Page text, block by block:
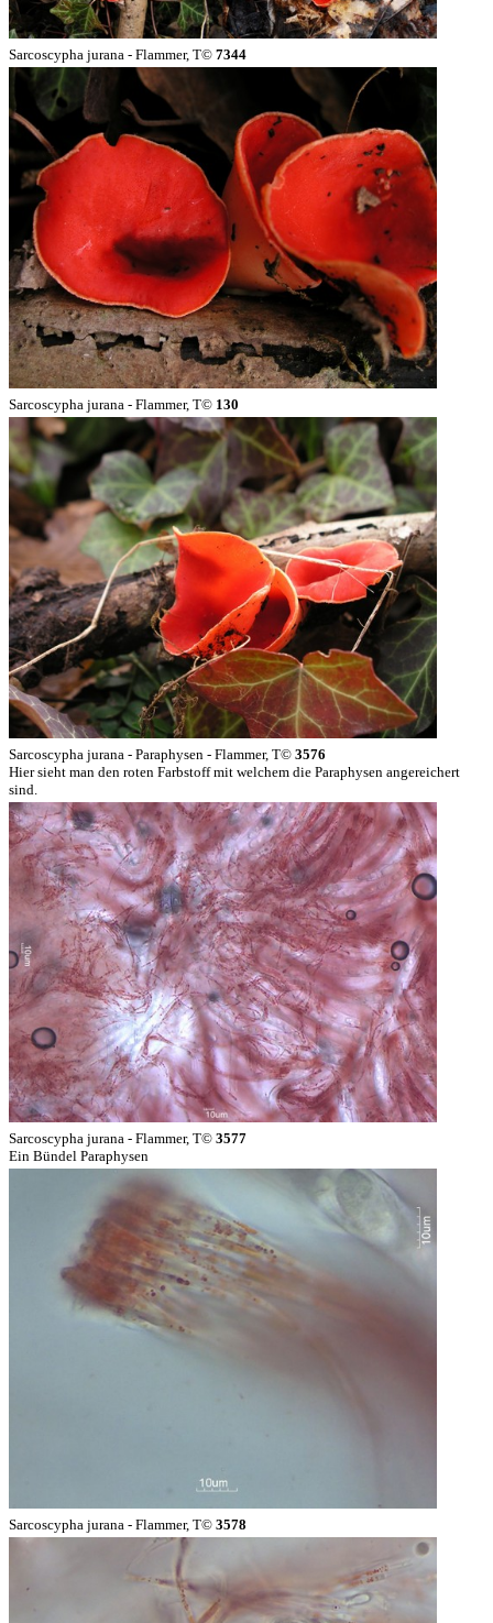
Sarcoscypha jurana - Flammer, T© 7344
Sarcoscypha jurana - Flammer, T© 130
Sarcoscypha jurana - Paraphysen - Flammer, T© 3576
Hier sieht man den roten Farbstoff mit welchem die Paraphysen angereichert
sind.
Sarcoscypha jurana - Flammer, T© 3577
Ein Bündel Paraphysen
Sarcoscypha jurana - Flammer, T© 3578